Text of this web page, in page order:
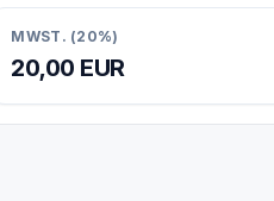
MWST. (20%)
20,00 EUR